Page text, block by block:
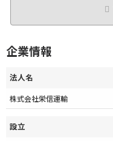
企業情報
法人名
株式会社栄信運輸
設立